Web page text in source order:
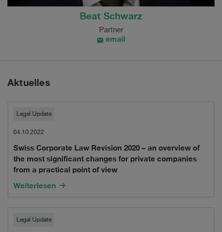
Beat Schwarz
Partner
email
Aktuelles
Swiss
Corporate
Law
Revision
2020
an
Legal Update
04.10.2022
Swiss Corporate Law Revision 2020 – an overview of
the most significant changes for private companies
from a practical point of view
Weiterlesen
Aktienrechtsrevision:
Legal Update